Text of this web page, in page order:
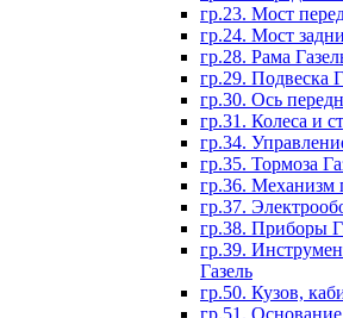
гр.23. Мост
гр.24. Мост
гр.28. Рама
гр.29. Подвеска
гр.30. Ось
гр.31. Колеса и
гр.34.
гр.35. Тормоза
гр.36. Механизм
гр.37.
гр.38. Приборы
гр.39.
Газель
гр.50. Кузов,
гр.51. Основание